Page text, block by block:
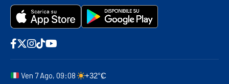
Ven 7 Ago, 09:08 +32°C